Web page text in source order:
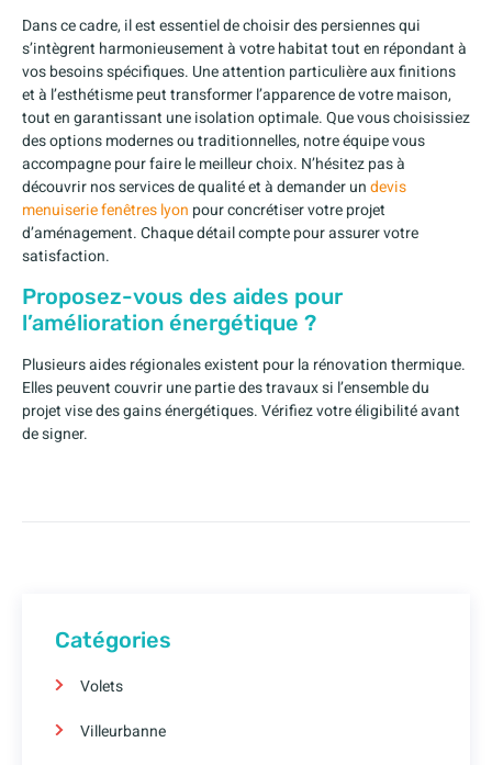
Dans ce cadre, il est essentiel de choisir des persiennes qui
s’intègrent harmonieusement à votre habitat tout en répondant à
vos besoins spécifiques. Une attention particulière aux finitions
et à l’esthétisme peut transformer l’apparence de votre maison,
tout en garantissant une isolation optimale. Que vous choisissiez
des options modernes ou traditionnelles, notre équipe vous
accompagne pour faire le meilleur choix. N’hésitez pas à
découvrir nos services de qualité et à demander undevis
menuiserie fenêtres lyon pour concrétiser votre projet
d’aménagement. Chaque détail compte pour assurer votre
satisfaction.
Proposez-vous des aides pour
l’amélioration énergétique ?
Plusieurs aides régionales existent pour la rénovation thermique.
Elles peuvent couvrir une partie des travaux si l’ensemble du
projet vise des gains énergétiques. Vérifiez votre éligibilité avant
de signer.
Catégories
Volets
Villeurbanne